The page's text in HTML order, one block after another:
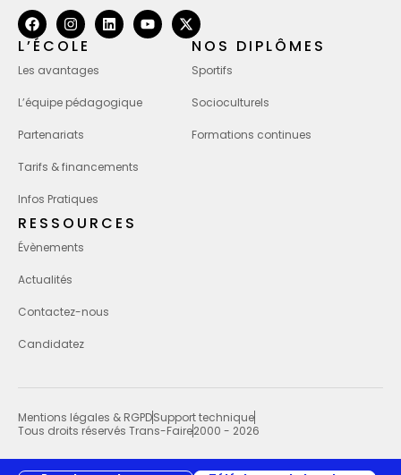
L’ÉCOLE
Les avantages
L’équipe pédagogique
Partenariats
Tarifs & financements
Infos Pratiques
NOS DIPLÔMES
Sportifs
Socioculturels
Formations continues
RESSOURCES
Évènements
Actualités
Contactez-nous
Candidatez
Mentions légales & RGPDSupport technique
Tous droits réservés Trans-Faire2000 - 2026